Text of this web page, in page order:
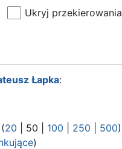
Ukryj przekierowania
Łapka:
20 50 100 250 500)
)